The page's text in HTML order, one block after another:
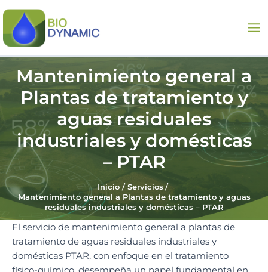
contenido
Mantenimiento general a
Plantas de tratamiento y
aguas residuales
industriales y domésticas
– PTAR
Inicio
Servicios
Mantenimiento general a Plantas de tratamiento y aguas
residuales industriales y domésticas – PTAR
El servicio de mantenimiento general a plantas de
tratamiento de aguas residuales industriales y
domésticas PTAR, con enfoque en el tratamiento